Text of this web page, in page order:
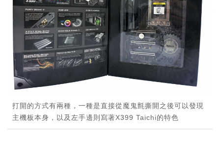
打開的方式有兩種，一種是直接從魔鬼氈撕開之後可以發現
主機板本身，以及左手邊則寫著X399 Taichi的特色